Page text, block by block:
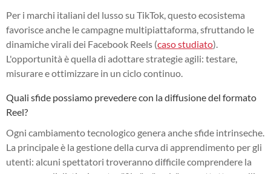
Per i marchi italiani del lusso su TikTok, questo ecosistema
favorisce anche le campagne multipiattaforma, sfruttando le
dinamiche virali dei Facebook Reels (caso studiato).
L'opportunità è quella di adottare strategie agili: testare,
misurare e ottimizzare in un ciclo continuo.
Quali sfide possiamo prevedere con la diffusione del formato
Reel?
Ogni cambiamento tecnologico genera anche sfide intrinseche.
La principale è la gestione della curva di apprendimento per gli
utenti: alcuni spettatori troveranno difficile comprendere la